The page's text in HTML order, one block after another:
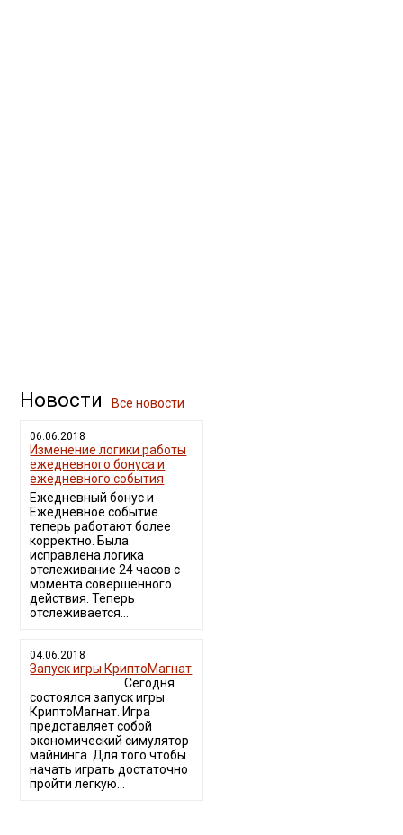
Новости Все новости
06.06.2018
Изменение логики работы
ежедневного бонуса и
ежедневного события
Ежедневный бонус и
Ежедневное событие
теперь работают более
корректно. Была
исправлена логика
отслеживание 24 часов с
момента совершенного
действия. Теперь
отслеживается...
04.06.2018
Запуск игры КриптоМагнат
Сегодня
состоялся запуск игры
КриптоМагнат. Игра
представляет собой
экономический симулятор
майнинга. Для того чтобы
начать играть достаточно
пройти легкую...